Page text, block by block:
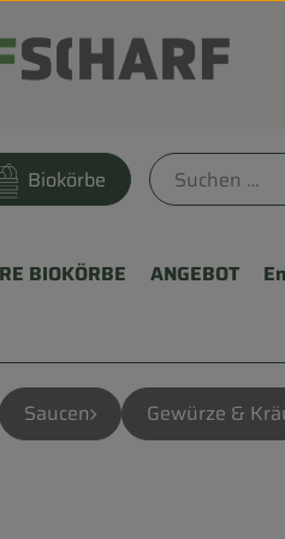
Biokörbe
BIOKÖRBE ANGEBOT
Saucen Gewürze &